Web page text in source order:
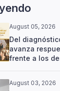
August 05, 2026
Del
avanza
frente a los
August 03, 2026